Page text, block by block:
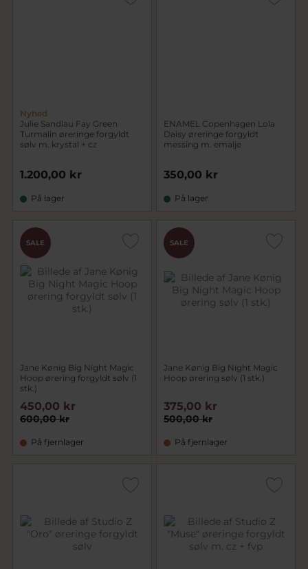
Nyhed
Julie Sandlau Fay Green
Turmalin øreringe forgyldt
sølv m. krystal + cz
1.200,00 kr
På lager
ENAMEL Copenhagen Lola
Daisy øreringe forgyldt
messing m. emalje
350,00 kr
På lager
SALE
Jane Kønig Big Night Magic
Hoop ørering forgyldt sølv (1
stk.)
600,00 kr
450,00 kr
På fjernlager
SALE
Jane Kønig Big Night Magic
Hoop ørering sølv (1 stk.)
500,00 kr
375,00 kr
På fjernlager